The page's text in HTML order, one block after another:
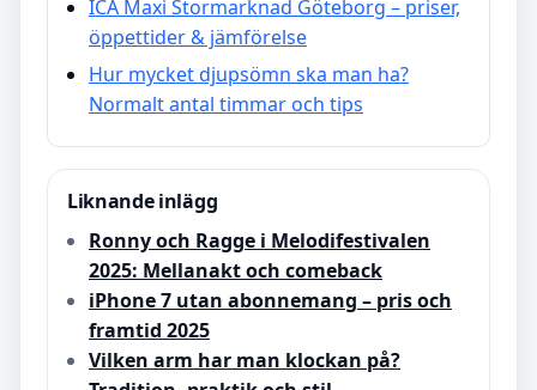
ICA Maxi Stormarknad Göteborg – priser,
öppettider & jämförelse
Hur mycket djupsömn ska man ha?
Normalt antal timmar och tips
Liknande inlägg
Ronny och Ragge i Melodifestivalen
2025: Mellanakt och comeback
iPhone 7 utan abonnemang – pris och
framtid 2025
Vilken arm har man klockan på?